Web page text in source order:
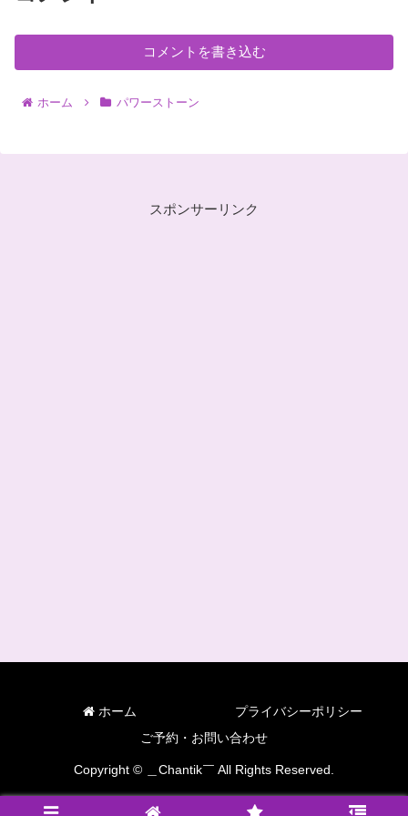
コメントを書き込む
ホーム パワーストーン
スポンサーリンク
ホーム
プライバシーポリシー
ご予約・お問い合わせ
Copyright © ＿Chantik￣ All Rights Reserved.